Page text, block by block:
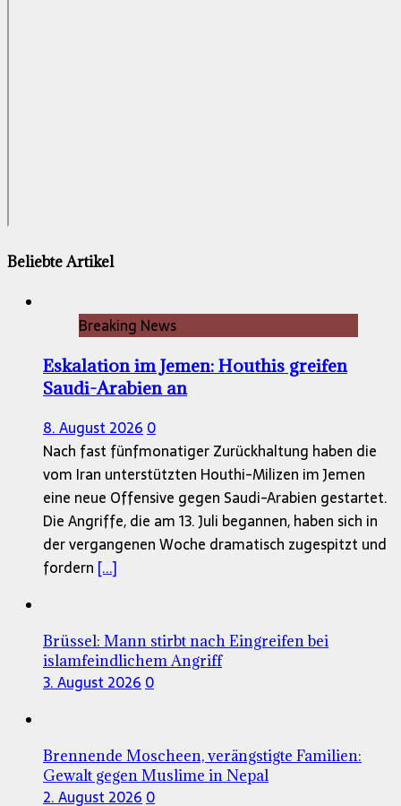
Beliebte Artikel
Breaking News
Eskalation im Jemen: Houthis greifen
Saudi-Arabien an
8. August 2026 0
Nach fast fünfmonatiger Zurückhaltung haben die
vom Iran unterstützten Houthi-Milizen im Jemen
eine neue Offensive gegen Saudi-Arabien gestartet.
Die Angriffe, die am 13. Juli begannen, haben sich in
der vergangenen Woche dramatisch zugespitzt und
fordern [...]
Brüssel: Mann stirbt nach Eingreifen bei
islamfeindlichem Angriff
3. August 2026 0
Brennende Moscheen, verängstigte Familien:
Gewalt gegen Muslime in Nepal
2. August 2026 0